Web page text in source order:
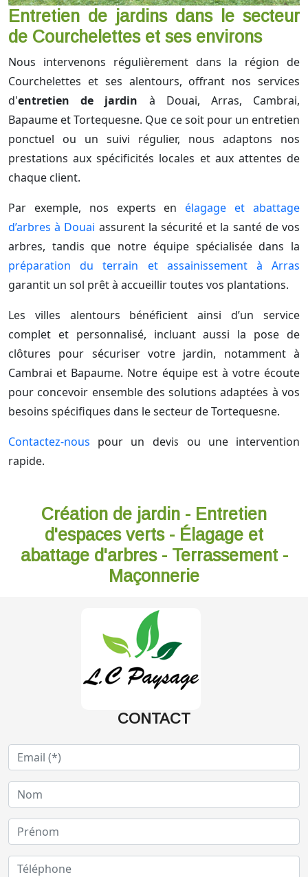
Entretien de jardins dans le secteur
de Courchelettes et ses environs
Nous intervenons régulièrement dans la région de
Courchelettes et ses alentours, offrant nos services
d'entretien de jardin à Douai, Arras, Cambrai,
Bapaume et Tortequesne. Que ce soit pour un entretien
ponctuel ou un suivi régulier, nous adaptons nos
prestations aux spécificités locales et aux attentes de
chaque client.
Par exemple, nos experts enélagage et abattage
d’arbres à Douai assurent la sécurité et la santé de vos
arbres, tandis que notre équipe spécialisée dans la
préparation du terrain et assainissement à Arras
garantit un sol prêt à accueillir toutes vos plantations.
Les villes alentours bénéficient ainsi d’un service
complet et personnalisé, incluant aussi la pose de
clôtures pour sécuriser votre jardin, notamment à
Cambrai et Bapaume. Notre équipe est à votre écoute
pour concevoir ensemble des solutions adaptées à vos
besoins spécifiques dans le secteur de Tortequesne.
Contactez-nous pour un devis ou une intervention
rapide.
Création de jardin - Entretien
d'espaces verts - Élagage et
abattage d'arbres - Terrassement -
Maçonnerie
CONTACT